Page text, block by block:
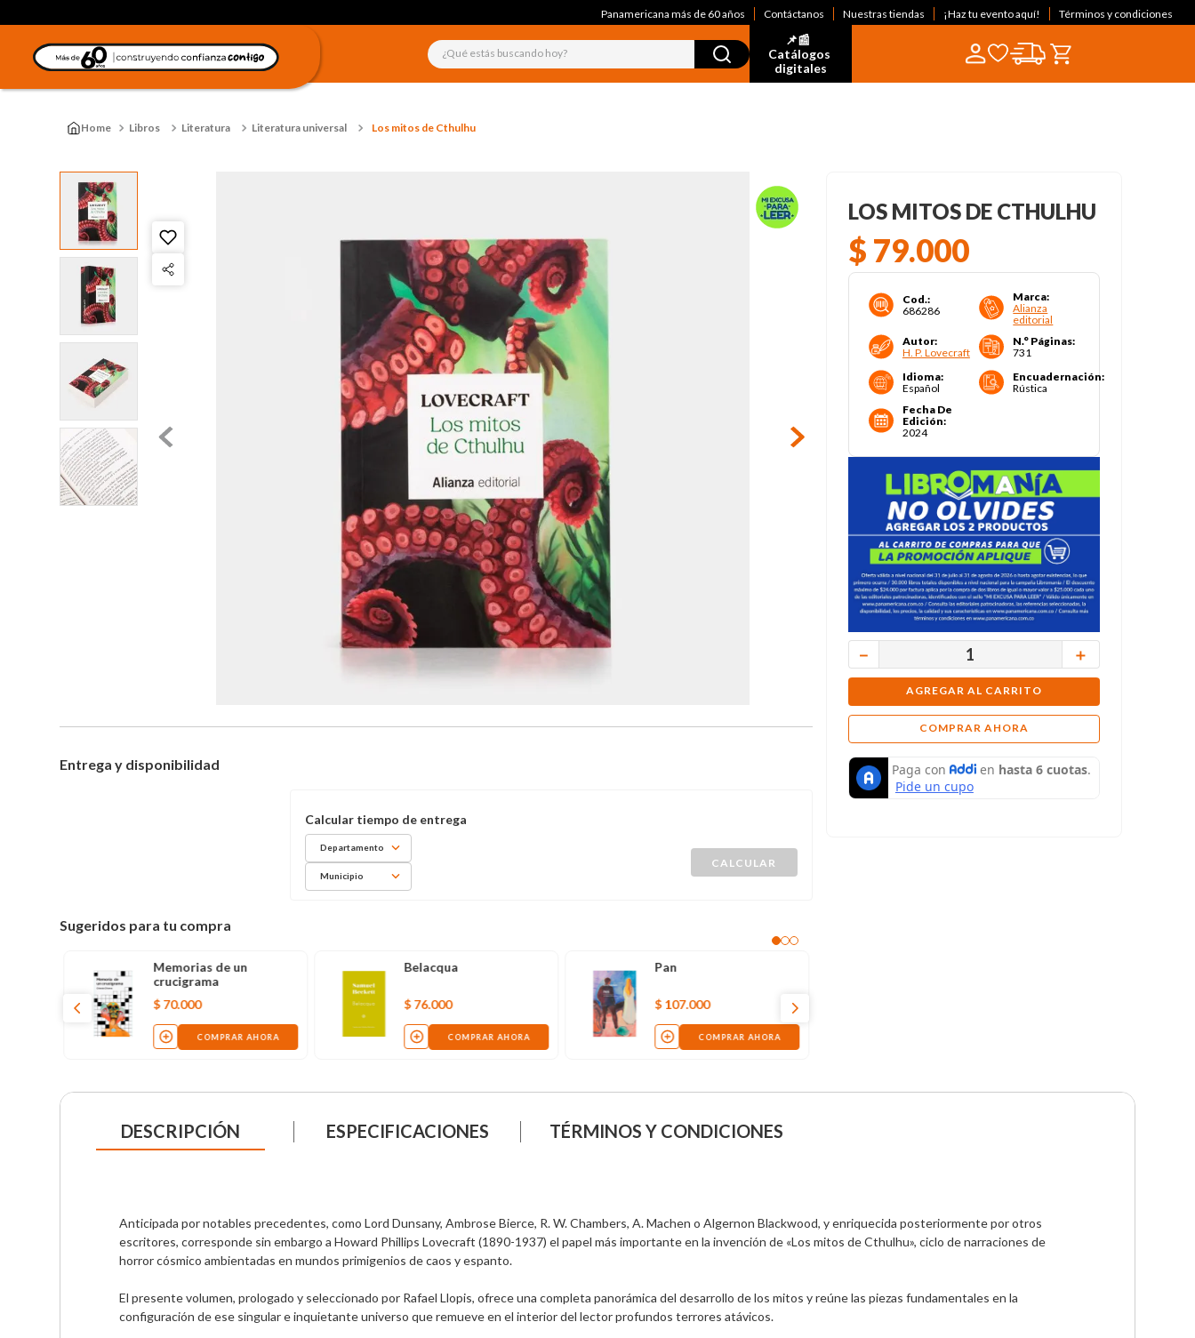
Panamericana más de 60 años Contáctanos Nuestras tiendas ¡Haz tu evento aquí! Términos y condiciones
¿Qué estás buscando hoy?
📌📰
Catálogos
digitales
Libros Literatura Literatura universal Los mitos de Cthulhu
Entrega y disponibilidad
Departamento
Municipio
Sugeridos para tu compra
Memorias de un
crucigrama
$ 70.000
COMPRAR AHORA
Belacqua
$ 76.000
COMPRAR AHORA
Pan
$ 107.000
COMPRAR AHORA
LOS MITOS DE CTHULHU
$ 79.000
Cod.:
686286
Marca:
Alianza
editorial
Autor:
H. P. Lovecraft
N.° Páginas:
731
Idioma:
Español
Encuadernación:
Rústica
Fecha De
Edición:
2024
＋
－
AGREGAR AL CARRITO
COMPRAR AHORA
DESCRIPCIÓN ESPECIFICACIONES TÉRMINOS Y CONDICIONES
Anticipada por notables precedentes, como Lord Dunsany, Ambrose Bierce, R. W. Chambers, A. Machen o Algernon Blackwood, y enriquecida posteriormente por otros
escritores, corresponde sin embargo a Howard Phillips Lovecraft (1890-1937) el papel más importante en la invención de «Los mitos de Cthulhu», ciclo de narraciones de
horror cósmico ambientadas en mundos primigenios de caos y espanto.
El presente volumen, prologado y seleccionado por Rafael Llopis, ofrece una completa panorámica del desarrollo de los mitos y reúne las piezas fundamentales en la
configuración de ese singular e inquietante universo que remueve en el interior del lector profundos terrores atávicos.